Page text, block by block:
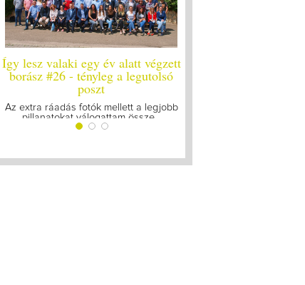
Így lesz valaki egy év alatt végzett
borász #26 - tényleg a legutolsó
poszt
Az extra ráadás fotók mellett a legjobb
pillanatokat válogattam össze...
Így lesz valaki egy év